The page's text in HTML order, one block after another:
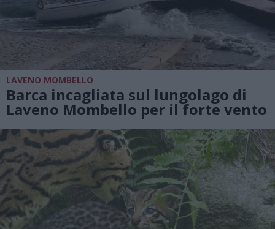
LAVENO MOMBELLO
Barca incagliata sul lungolago di
Laveno Mombello per il forte vento